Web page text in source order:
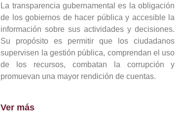
La transparencia gubernamental es la obligación
de los gobiernos de hacer pública y accesible la
información sobre sus actividades y decisiones.
Su propósito es permitir que los ciudadanos
supervisen la gestión pública, comprendan el uso
de los recursos, combatan la corrupción y
promuevan una mayor rendición de cuentas.
Ver más